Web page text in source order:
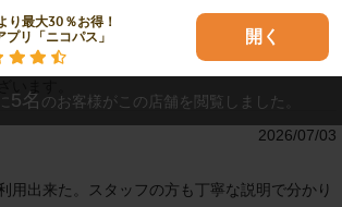
り最大30％お得！
プリ「ニコパス」
開く
2026/07/04
2026/07/03
用出来た。スタッフの方も丁寧な説明で分かり
5名 のお客様がこの店舗を閲覧しました。